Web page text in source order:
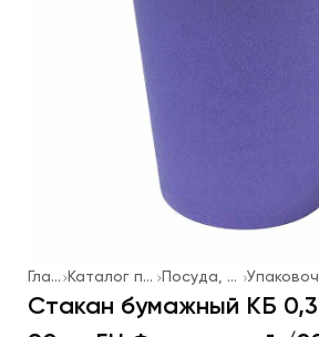
Главная Каталог продукции Посуда, упаковка
Стакан бумажный КБ